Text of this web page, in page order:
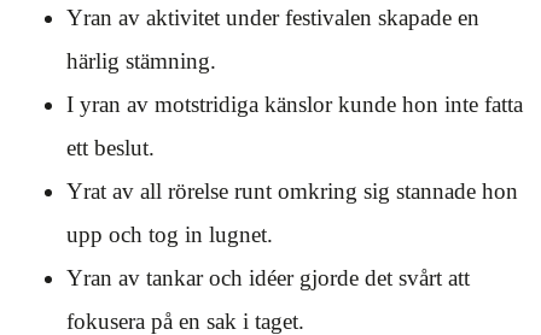
Yran av aktivitet under festivalen skapade en
härlig stämning.
I yran av motstridiga känslor kunde hon inte fatta
ett beslut.
Yrat av all rörelse runt omkring sig stannade hon
upp och tog in lugnet.
Yran av tankar och idéer gjorde det svårt att
fokusera på en sak i taget.